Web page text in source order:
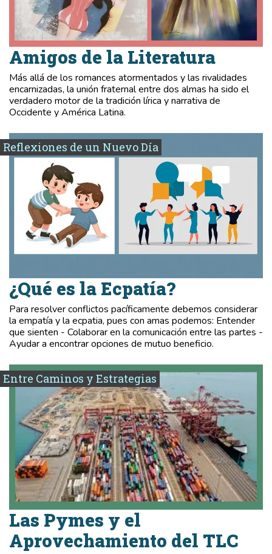
Amigos de la Literatura
Más allá de los romances atormentados y las rivalidades
encarnizadas, la unión fraternal entre dos almas ha sido el
verdadero motor de la tradición lírica y narrativa de
Occidente y América Latina.
Reflexiones de un Nuevo Día
¿Qué es la Ecpatía?
Para resolver conflictos pacíficamente debemos considerar
la empatía y la ecpatia, pues con amas podemos: Entender
que sienten - Colaborar en la comunicación entre las partes -
Ayudar a encontrar opciones de mutuo beneficio.
Entre Caminos y Estrategias
Las Pymes y el
Aprovechamiento del TLC